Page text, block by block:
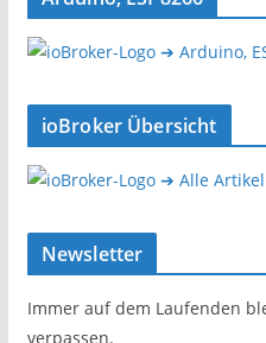
➔ Arduino,
ioBroker Übersicht
➔ Alle
Newsletter
Immer auf dem Laufenden
verpassen.